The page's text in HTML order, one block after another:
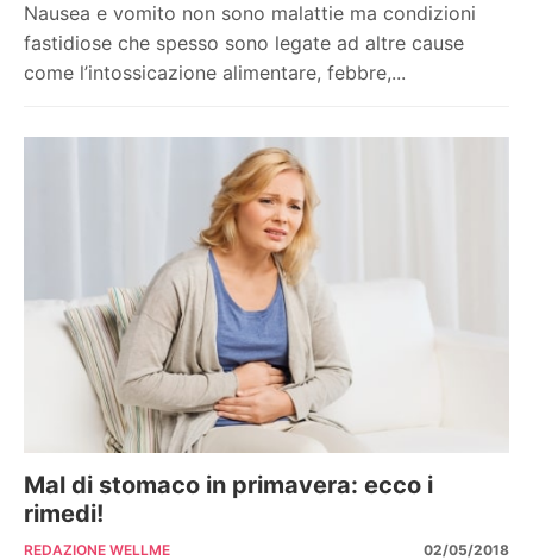
Nausea e vomito non sono malattie ma condizioni
fastidiose che spesso sono legate ad altre cause
come l’intossicazione alimentare, febbre,...
Mal di stomaco in primavera: ecco i
rimedi!
REDAZIONE WELLME 02/05/2018